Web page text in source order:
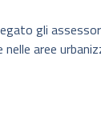
gli
nelle aree